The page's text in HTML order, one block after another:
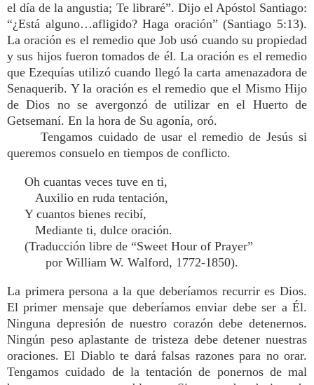
el día de la angustia; Te libraré”. Dijo el Apóstol Santiago:
“¿Está alguno…afligido? Haga oración” (Santiago 5:13).
La oración es el remedio que Job usó cuando su propiedad
y sus hijos fueron tomados de él. La oración es el remedio
que Ezequías utilizó cuando llegó la carta amenazadora de
Senaquerib. Y la oración es el remedio que el Mismo Hijo
de Dios no se avergonzó de utilizar en el Huerto de
Getsemaní. En la hora de Su agonía, oró.
Tengamos cuidado de usar el remedio de Jesús si
queremos consuelo en tiempos de conflicto.
Oh cuantas veces tuve en ti,
Auxilio en ruda tentación,
Y cuantos bienes recibí,
Mediante ti, dulce oración.
(Traducción libre de “Sweet Hour of Prayer”
por William W. Walford, 1772-1850).
La primera persona a la que deberíamos recurrir es Dios.
El primer mensaje que deberíamos enviar debe ser a Él.
Ninguna depresión de nuestro corazón debe detenernos.
Ningún peso aplastante de tristeza debe detener nuestras
oraciones. El Diablo te dará falsas razones para no orar.
Tengamos cuidado de la tentación de ponernos de mal